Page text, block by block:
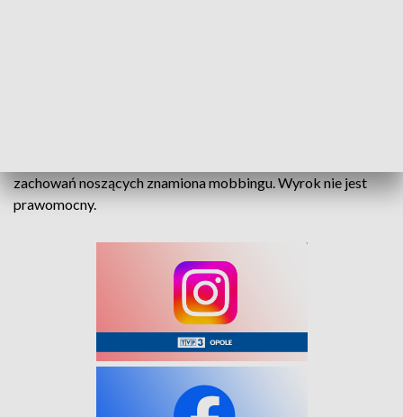
zachowań noszących znamiona mobbingu. Wyrok nie jest
prawomocny.